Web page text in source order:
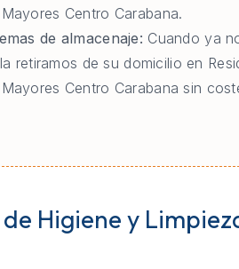
Centro Carabana.
de almacenaje: Cuando ya
retiramos de su domicilio en
Centro Carabana sin
Higiene y